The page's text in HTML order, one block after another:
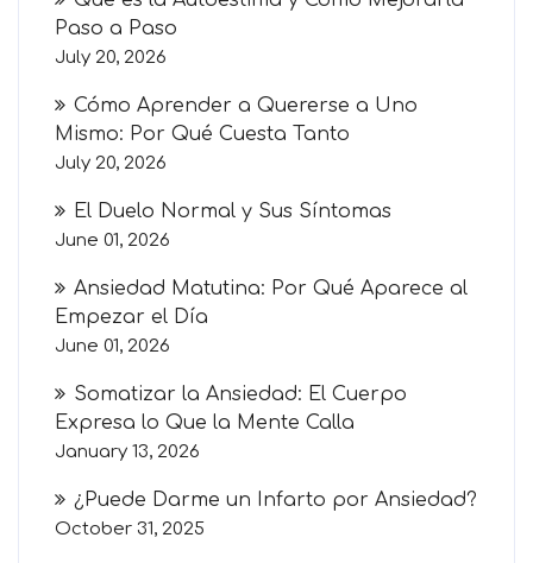
Paso a Paso
July 20, 2026
Cómo Aprender a Quererse a Uno
Mismo: Por Qué Cuesta Tanto
July 20, 2026
El Duelo Normal y Sus Síntomas
June 01, 2026
Ansiedad Matutina: Por Qué Aparece al
Empezar el Día
June 01, 2026
Somatizar la Ansiedad: El Cuerpo
Expresa lo Que la Mente Calla
January 13, 2026
¿Puede Darme un Infarto por Ansiedad?
October 31, 2025